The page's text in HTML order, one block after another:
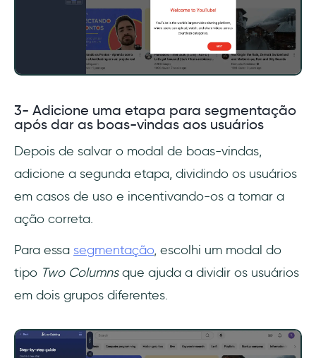
3- Adicione uma etapa para segmentação
após dar as boas-vindas aos usuários
Depois de salvar o modal de boas-vindas,
adicione a segunda etapa, dividindo os usuários
em casos de uso e incentivando-os a tomar a
ação correta.
Para essa segmentação, escolhi um modal do
tipo Two Columnsque ajuda a dividir os usuários
em dois grupos diferentes.